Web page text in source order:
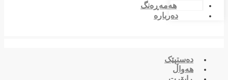
هەمەڕەنگ
دەربارە
دەستپێک
هەواڵ